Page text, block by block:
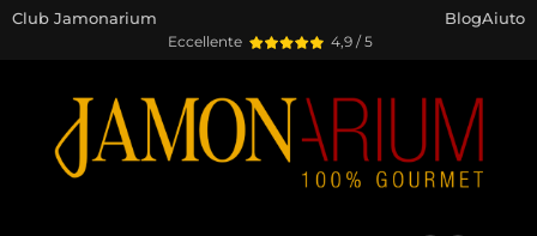
Eccellente 4,9 / 5
Club Jamonarium BlogAiuto